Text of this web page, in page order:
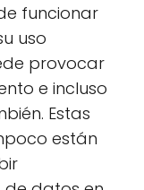
funcionar
uso
provocar
e incluso
Estas
están